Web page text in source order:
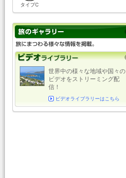
タイプC
世界中の様々な地域や国々の
ビデオをストリーミング配
信！
ビデオライブラリーはこちら